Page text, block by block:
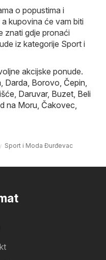
o popustima i
kupovina će vam biti
znati gdje pronaći
iz kategorije Sport i
akcijske ponude.
, Darda, Borovo, Čepin,
, Daruvar, Buzet, Beli
na Moru, Čakovec,
Sport i Moda Đurđevac